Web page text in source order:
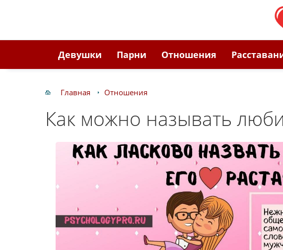
Девушки Парни Отношения
Главная Отношения
Как можно называть